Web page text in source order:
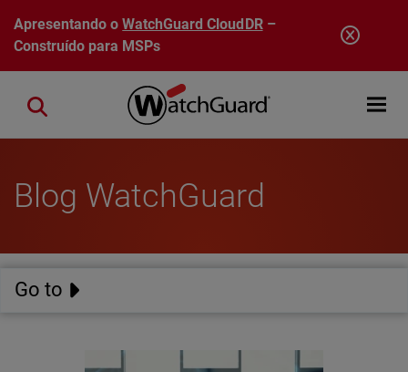
Pular para o conteúdo principal
Apresentando oWatchGuard CloudDR–
Construído para MSPs
Open
Close search
Blog WatchGuard
Go to